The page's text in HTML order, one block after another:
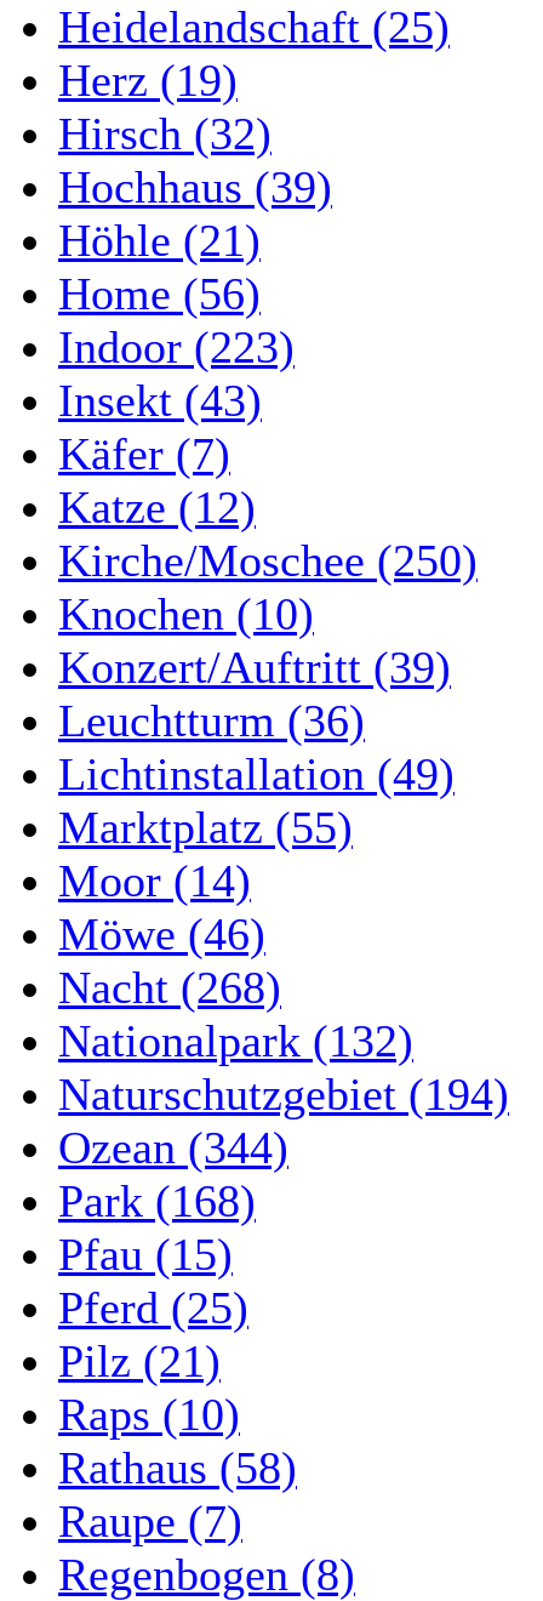
Heidelandschaft (25)
Herz (19)
Hirsch (32)
Hochhaus (39)
Höhle (21)
Home (56)
Indoor (223)
Insekt (43)
Käfer (7)
Katze (12)
Kirche/Moschee (250)
Knochen (10)
Konzert/Auftritt (39)
Leuchtturm (36)
Lichtinstallation (49)
Marktplatz (55)
Moor (14)
Möwe (46)
Nacht (268)
Nationalpark (132)
Naturschutzgebiet (194)
Ozean (344)
Park (168)
Pfau (15)
Pferd (25)
Pilz (21)
Raps (10)
Rathaus (58)
Raupe (7)
Regenbogen (8)